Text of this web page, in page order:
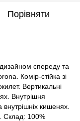
Порівняти
спереду та
Комір-стійка зі
Вертикальні
Внутрішня
внутрішніх кишенях.
Склад: 100%